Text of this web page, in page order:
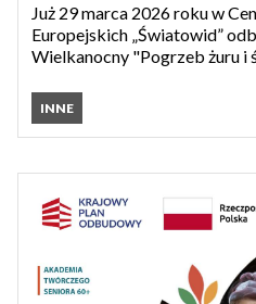
Już 29 marca 2026 roku w
Europejskich „Światowid”
Wielkanocny "Pogrzeb żuru i
INNE